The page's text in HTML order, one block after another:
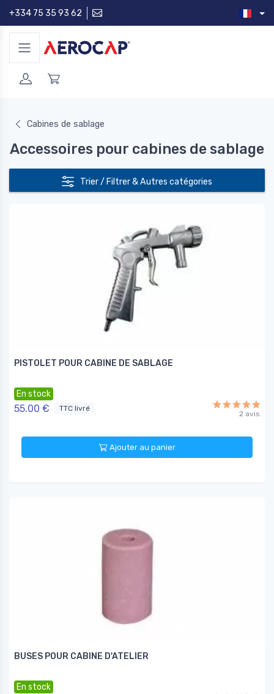
+334 75 35 93 62
Cabines de sablage
Accessoires pour cabines de sablage
Trier / Filtrer & Autres catégories
PISTOLET POUR CABINE DE SABLAGE
En stock
55.00 € TTC livré
2 avis
Ajouter au panier
BUSES POUR CABINE D'ATELIER
En stock